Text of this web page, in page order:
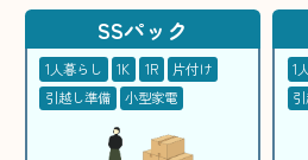
SSパック
1人暮らし 1K 1R
片付け
引越し準備
小型家電
1